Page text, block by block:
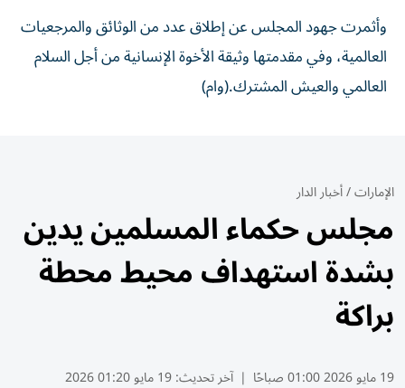
وأثمرت جهود المجلس عن إطلاق عدد من الوثائق والمرجعيات
العالمية، وفي مقدمتها وثيقة الأخوة الإنسانية من أجل السلام
العالمي والعيش المشترك.(وام)
الإمارات/أخبار الدار
مجلس حكماء المسلمين يدين
بشدة استهداف محيط محطة
براكة
19 مايو 2026 01:00 صباحًا | آخر تحديث:19 مايو 01:20 2026